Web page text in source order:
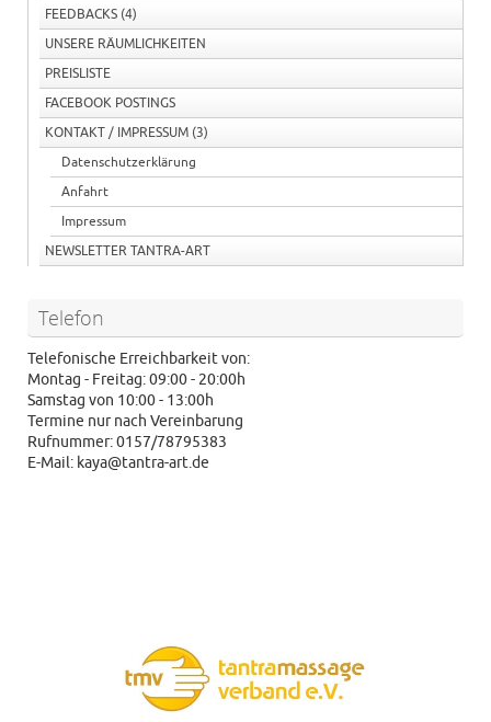
FEEDBACKS (4)
UNSERE RÄUMLICHKEITEN
PREISLISTE
FACEBOOK POSTINGS
KONTAKT / IMPRESSUM (3)
Datenschutzerklärung
Anfahrt
Impressum
NEWSLETTER TANTRA-ART
Telefon
Telefonische Erreichbarkeit von:
Montag - Freitag: 09:00 - 20:00h
Samstag von 10:00 - 13:00h
Termine nur nach Vereinbarung
Rufnummer: 0157/78795383
E-Mail: kaya@tantra-art.de